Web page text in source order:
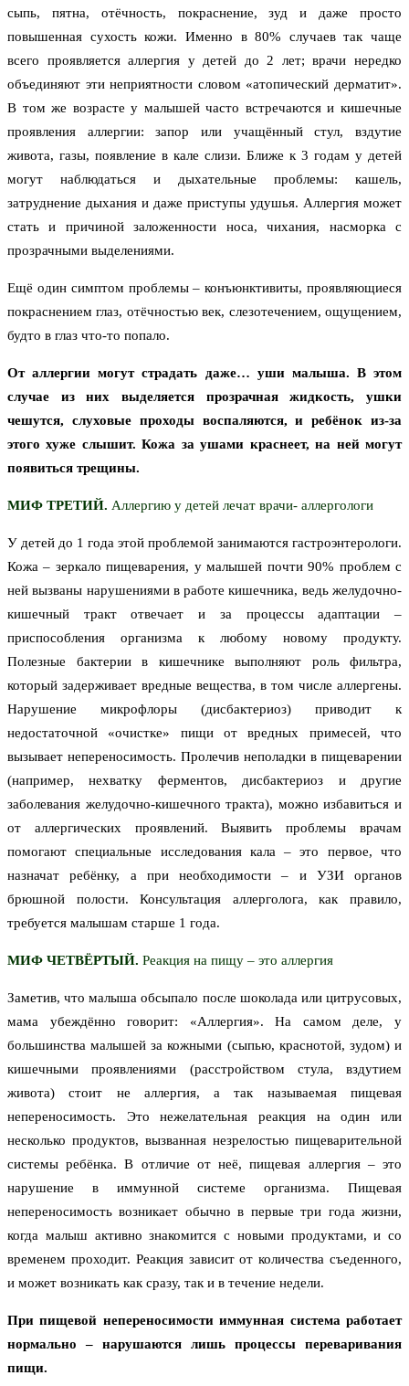
сыпь, пятна, отёчность, покраснение, зуд и даже просто
повышенная сухость кожи. Именно в 80% случаев так чаще
всего проявляется аллергия у детей до 2 лет; врачи нередко
объединяют эти неприятности словом «атопический дерматит».
В том же возрасте у малышей часто встречаются и кишечные
проявления аллергии: запор или учащённый стул, вздутие
живота, газы, появление в кале слизи. Ближе к 3 годам у детей
могут наблюдаться и дыхательные проблемы: кашель,
затруднение дыхания и даже приступы удушья. Аллергия может
стать и причиной заложенности носа, чихания, насморка с
прозрачными выделениями.
Ещё один симптом проблемы – конъюнктивиты, проявляющиеся
покраснением глаз, отёчностью век, слезотечением, ощущением,
будто в глаз что-то попало.
От аллергии могут страдать даже… уши малыша. В этом
случае из них выделяется прозрачная жидкость, ушки
чешутся, слуховые проходы воспаляются, и ребёнок из-за
этого хуже слышит. Кожа за ушами краснеет, на ней могут
появиться трещины.
МИФ ТРЕТИЙ. Аллергию у детей лечат врачи- аллергологи
У детей до 1 года этой проблемой занимаются гастроэнтерологи.
Кожа – зеркало пищеварения, у малышей почти 90% проблем с
ней вызваны нарушениями в работе кишечника, ведь желудочно-
кишечный тракт отвечает и за процессы адаптации –
приспособления организма к любому новому продукту.
Полезные бактерии в кишечнике выполняют роль фильтра,
который задерживает вредные вещества, в том числе аллергены.
Нарушение микрофлоры (дисбактериоз) приводит к
недостаточной «очистке» пищи от вредных примесей, что
вызывает непереносимость. Пролечив неполадки в пищеварении
(например, нехватку ферментов, дисбактериоз и другие
заболевания желудочно-кишечного тракта), можно избавиться и
от аллергических проявлений. Выявить проблемы врачам
помогают специальные исследования кала – это первое, что
назначат ребёнку, а при необходимости – и УЗИ органов
брюшной полости. Консультация аллерголога, как правило,
требуется малышам старше 1 года.
МИФ ЧЕТВЁРТЫЙ. Реакция на пищу – это аллергия
Заметив, что малыша обсыпало после шоколада или цитрусовых,
мама убеждённо говорит: «Аллергия». На самом деле, у
большинства малышей за кожными (сыпью, краснотой, зудом) и
кишечными проявлениями (расстройством стула, вздутием
живота) стоит не аллергия, а так называемая пищевая
непереносимость. Это нежелательная реакция на один или
несколько продуктов, вызванная незрелостью пищеварительной
системы ребёнка. В отличие от неё, пищевая аллергия – это
нарушение в иммунной системе организма. Пищевая
непереносимость возникает обычно в первые три года жизни,
когда малыш активно знакомится с новыми продуктами, и со
временем проходит. Реакция зависит от количества съеденного,
и может возникать как сразу, так и в течение недели.
При пищевой непереносимости иммунная система работает
нормально – нарушаются лишь процессы переваривания
пищи.